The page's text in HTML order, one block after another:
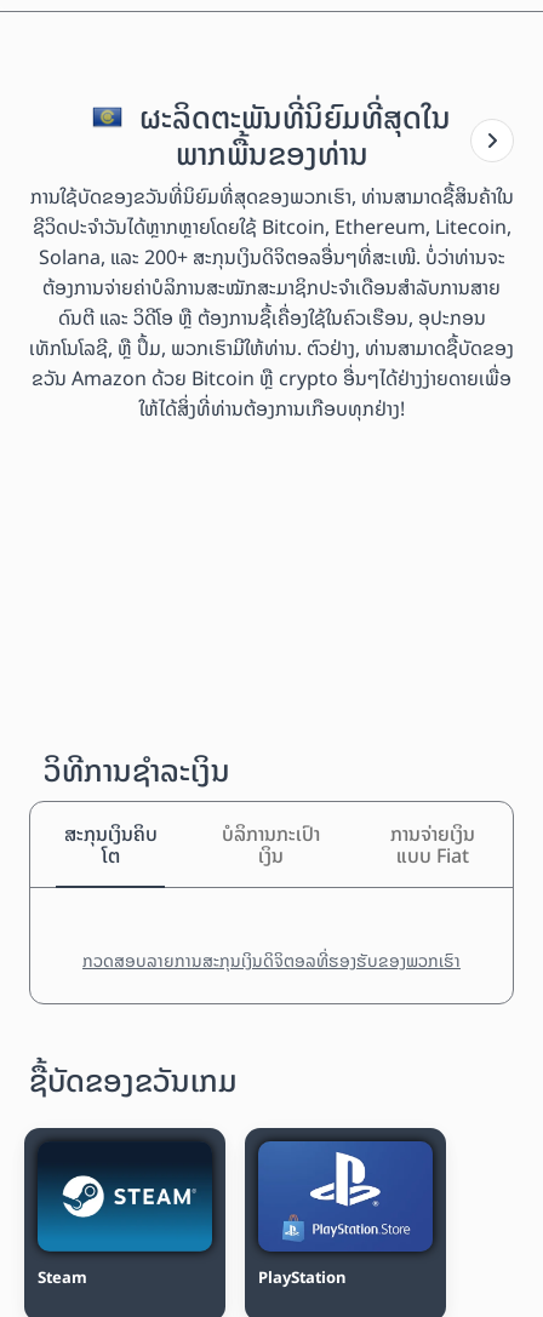
ຜະລິດຕະພັນທີ່ນິຍົມທີ່ສຸດໃນ
ພາກພື້ນຂອງທ່ານ
ການໃຊ້ບັດຂອງຂວັນທີ່ນິຍົມທີ່ສຸດຂອງພວກເຮົາ, ທ່ານສາມາດຊື້ສິນຄ້າໃນ
ຊີວິດປະຈຳວັນໄດ້ຫຼາກຫຼາຍໂດຍໃຊ້ Bitcoin, Ethereum, Litecoin,
Solana, ແລະ 200+ ສະກຸນເງິນດິຈິຕອລອື່ນໆທີ່ສະເໜີ. ບໍ່ວ່າທ່ານຈະ
ຕ້ອງການຈ່າຍຄ່າບໍລິການສະໝັກສະມາຊິກປະຈຳເດືອນສຳລັບການສາຍ
ດົນຕີ ແລະ ວິດີໂອ ຫຼື ຕ້ອງການຊື້ເຄື່ອງໃຊ້ໃນຄົວເຮືອນ, ອຸປະກອນ
ເທັກໂນໂລຊີ, ຫຼື ປຶ້ມ, ພວກເຮົາມີໃຫ້ທ່ານ. ຕົວຢ່າງ, ທ່ານສາມາດຊື້ບັດຂອງ
ຂວັນ Amazon ດ້ວຍ Bitcoin ຫຼື crypto ອື່ນໆໄດ້ຢ່າງງ່າຍດາຍເພື່ອ
ໃຫ້ໄດ້ສິ່ງທີ່ທ່ານຕ້ອງການເກືອບທຸກຢ່າງ!
ວິທີການຊຳລະເງິນ
ສະກຸນເງິນຄິບ
ໂຕ
ບໍລິການກະເປົາ
ເງິນ
ການຈ່າຍເງິນ
ແບບ Fiat
ກວດສອບລາຍການສະກຸນເງິນດິຈິຕອລທີ່ຮອງຮັບຂອງພວກເຮົາ
ຊື້ບັດຂອງຂວັນເກມ
Steam PlayStation